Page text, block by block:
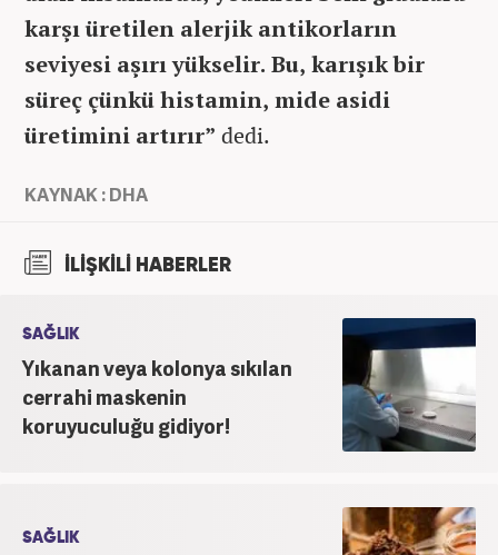
karşı üretilen alerjik antikorların
seviyesi aşırı yükselir. Bu, karışık bir
süreç çünkü histamin, mide asidi
üretimini artırır” dedi.
KAYNAK : DHA
İLİŞKİLİ HABERLER
SAĞLIK
Yıkanan veya kolonya sıkılan
cerrahi maskenin
koruyuculuğu gidiyor!
SAĞLIK